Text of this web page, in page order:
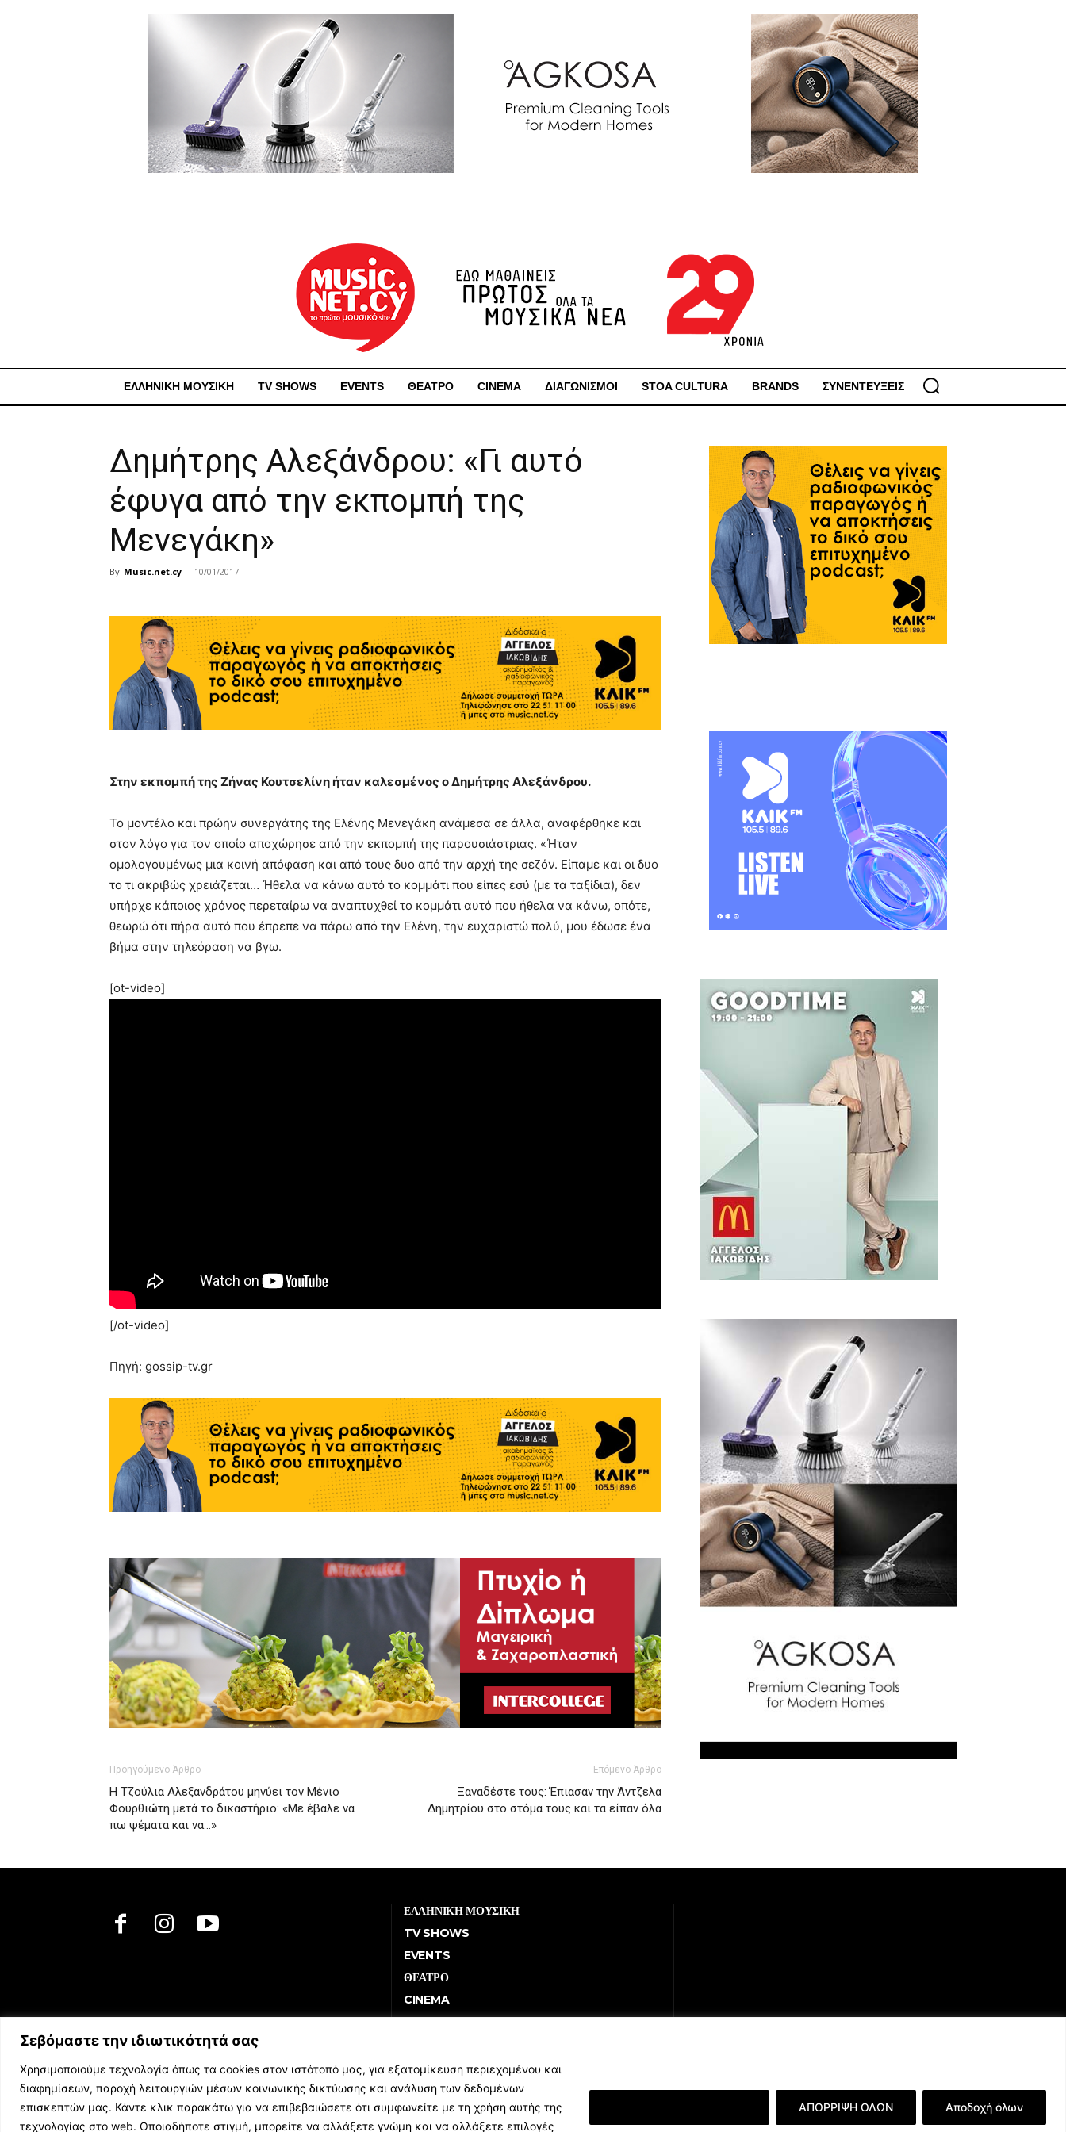
Σεβόμαστε την ιδιωτικότητά σας
Χρησιμοποιούμε τεχνολογία όπως τα cookies στον ιστότοπό μας, για εξατομίκευση περιεχομένου και
διαφημίσεων, παροχή λειτουργιών μέσων κοινωνικής δικτύωσης και ανάλυση των δεδομένων
επισκεπτών μας. Κάντε κλικ παρακάτω για να επιβεβαιώσετε ότι συμφωνείτε με τη χρήση αυτής της
τεχνολογίας στο web. Οποιαδήποτε στιγμή, μπορείτε να αλλάξετε γνώμη και να αλλάξετε επιλογές
ΑΠΟΡΡΙΨΗ ΟΛΩΝ Αποδοχή όλων
ΕΛΛΗΝΙΚΗ ΜΟΥΣΙΚΗ TV SHOWS EVENTS ΘΕΑΤΡΟ CINEMA ΔΙΑΓΩΝΙΣΜΟΙ STOA CULTURA BRANDS ΣΥΝΕΝΤΕΥΞΕΙΣ
Δημήτρης Αλεξάνδρου: «Γι αυτό
έφυγα από την εκπομπή της
Μενεγάκη»
By Music.net.cy - 10/01/2017
Στην εκπομπή της Ζήνας Κουτσελίνη ήταν καλεσμένος ο Δημήτρης Αλεξάνδρου.
Το μοντέλο και πρώην συνεργάτης της Ελένης Μενεγάκη ανάμεσα σε άλλα, αναφέρθηκε και
στον λόγο για τον οποίο αποχώρησε από την εκπομπή της παρουσιάστριας. «Ήταν
ομολογουμένως μια κοινή απόφαση και από τους δυο από την αρχή της σεζόν. Είπαμε και οι δυο
το τι ακριβώς χρειάζεται… Ήθελα να κάνω αυτό το κομμάτι που είπες εσύ (με τα ταξίδια), δεν
υπήρχε κάποιος χρόνος περεταίρω να αναπτυχθεί το κομμάτι αυτό που ήθελα να κάνω, οπότε,
θεωρώ ότι πήρα αυτό που έπρεπε να πάρω από την Ελένη, την ευχαριστώ πολύ, μου έδωσε ένα
βήμα στην τηλεόραση να βγω.
[ot-video]
[/ot-video]
Πηγή: gossip-tv.gr
Προηγούμενο Άρθρο
Η Τζούλια Αλεξανδράτου μηνύει τον Μένιο
Φουρθιώτη μετά το δικαστήριο: «Με έβαλε να
πω ψέματα και να…»
Επόμενο Άρθρο
Ξαναδέστε τους: Έπιασαν την Άντζελα
Δημητρίου στο στόμα τους και τα είπαν όλα
ΕΛΛΗΝΙΚΗ ΜΟΥΣΙΚΗ
TV SHOWS
EVENTS
ΘΕΑΤΡΟ
CINEMA
ΔΙΑΓΩΝΙΣΜΟΙ
BRANDS
ΣΥΝΕΝΤΕΥΞΕΙΣ
© 2023 music.net.cy, All Rights Reserved